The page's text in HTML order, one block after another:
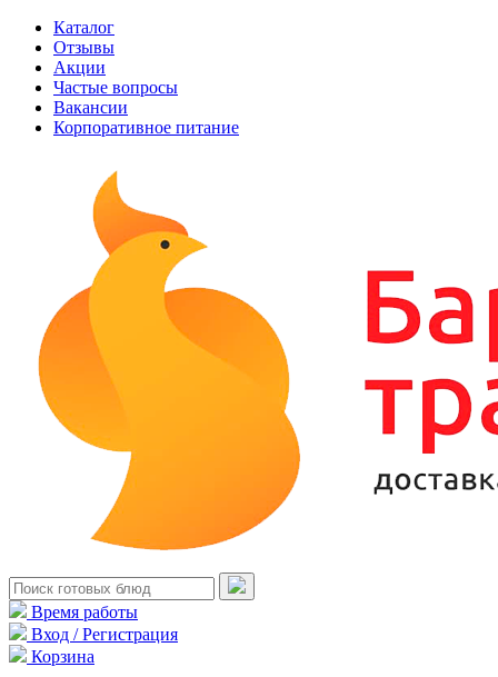
Каталог
Отзывы
Акции
Частые вопросы
Вакансии
Корпоративное питание
Время работы
Вход / Регистрация
Корзина